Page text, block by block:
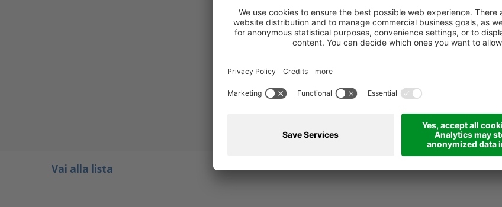
Vai alla lista